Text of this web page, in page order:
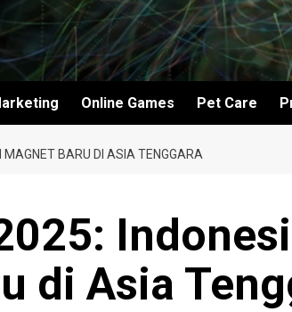
Online Games Pet Care
MAGNET BARU DI ASIA TENGGARA
di Asia